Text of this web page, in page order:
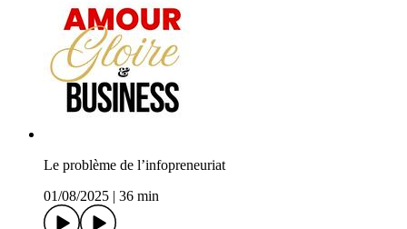
Le problème de l’infopreneuriat
01/08/2025
36 min